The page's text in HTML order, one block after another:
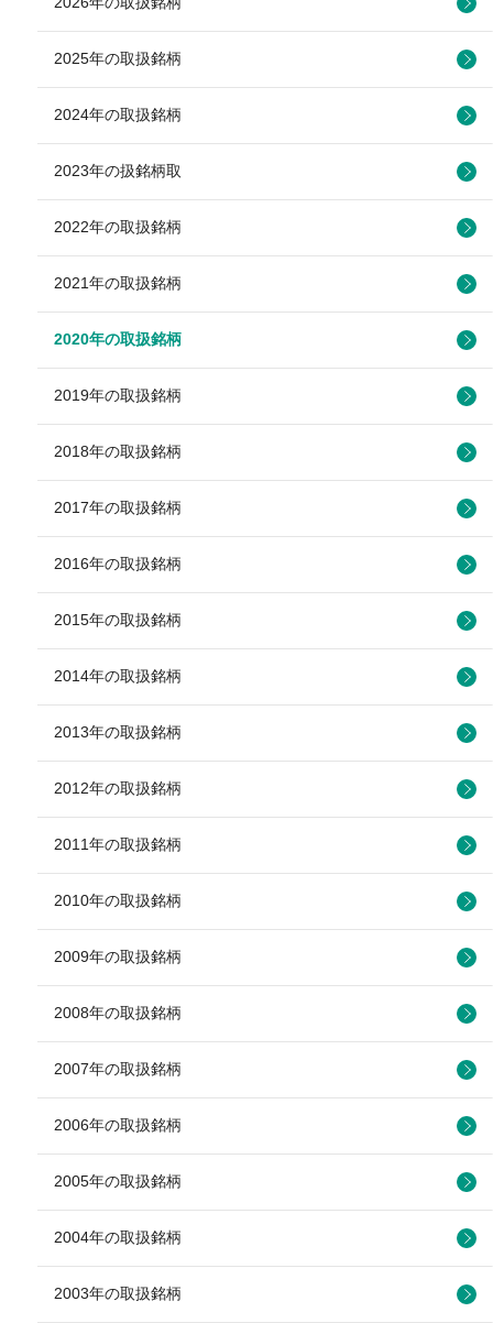
2025年の取扱銘柄
2024年の取扱銘柄
2023年の扱銘柄取
2022年の取扱銘柄
2021年の取扱銘柄
2020年の取扱銘柄
2019年の取扱銘柄
2018年の取扱銘柄
2017年の取扱銘柄
2016年の取扱銘柄
2015年の取扱銘柄
2014年の取扱銘柄
2013年の取扱銘柄
2012年の取扱銘柄
2011年の取扱銘柄
2010年の取扱銘柄
2009年の取扱銘柄
2008年の取扱銘柄
2007年の取扱銘柄
2006年の取扱銘柄
2005年の取扱銘柄
2004年の取扱銘柄
2003年の取扱銘柄